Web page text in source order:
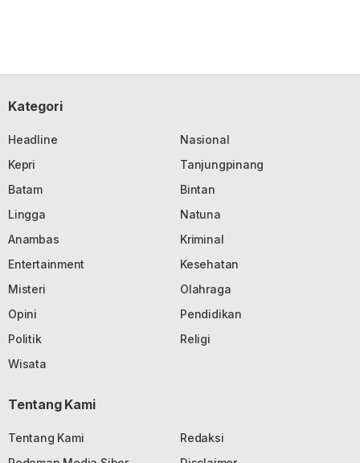
Kategori
Headline
Nasional
Kepri
Tanjungpinang
Batam
Bintan
Lingga
Natuna
Anambas
Kriminal
Entertainment
Kesehatan
Misteri
Olahraga
Opini
Pendidikan
Politik
Religi
Wisata
Tentang Kami
Tentang Kami
Redaksi